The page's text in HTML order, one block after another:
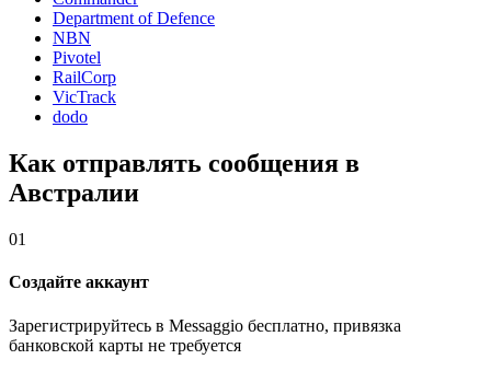
Department of Defence
NBN
Pivotel
RailCorp
VicTrack
dodo
Как отправлять сообщения в
Австралии
01
Создайте аккаунт
Зарегистрируйтесь в Messaggio бесплатно, привязка
банковской карты не требуется